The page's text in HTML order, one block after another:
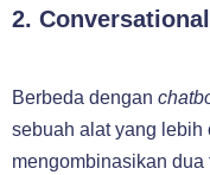
2.
Berbeda dengan
sebuah alat yang lebih
mengombinasikan